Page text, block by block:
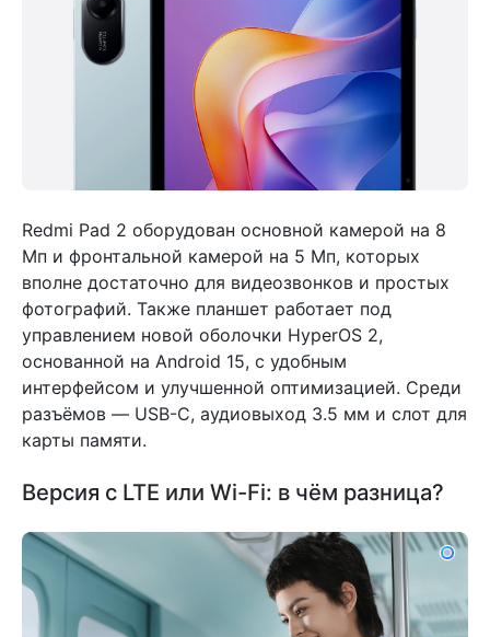
Redmi Pad 2 оборудован основной камерой на 8
Мп и фронтальной камерой на 5 Мп, которых
вполне достаточно для видеозвонков и простых
фотографий. Также планшет работает под
управлением новой оболочки HyperOS 2,
основанной на Android 15, с удобным
интерфейсом и улучшенной оптимизацией. Среди
разъёмов — USB-C, аудиовыход 3.5 мм и слот для
карты памяти.
Версия с LTE или Wi-Fi: в чём разница?